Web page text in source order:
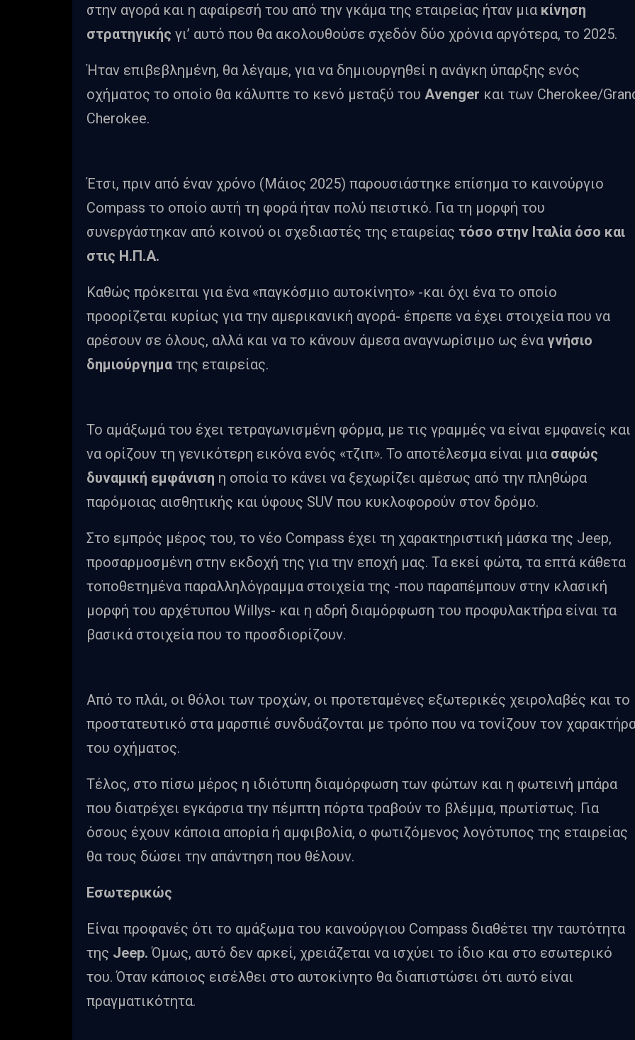
στην αγορά και η αφαίρεσή του από την γκάμα της εταιρείας ήταν μια κίνηση
στρατηγικής γι’ αυτό που θα ακολουθούσε σχεδόν δύο χρόνια αργότερα, το 2025.
Ήταν επιβεβλημένη, θα λέγαμε, για να δημιουργηθεί η ανάγκη ύπαρξης ενός
οχήματος το οποίο θα κάλυπτε το κενό μεταξύ του Avenger και των Cherokee/
Cherokee.
Έτσι, πριν από έναν χρόνο (Μάιος 2025) παρουσιάστηκε επίσημα το καινούργιο
Compass το οποίο αυτή τη φορά ήταν πολύ πειστικό. Για τη μορφή του
συνεργάστηκαν από κοινού οι σχεδιαστές της εταιρείας τόσο στην Ιταλία όσο και
στις Η.Π.Α.
Καθώς πρόκειται για ένα «παγκόσμιο αυτοκίνητο» -και όχι ένα το οποίο
προορίζεται κυρίως για την αμερικανική αγορά- έπρεπε να έχει στοιχεία που να
αρέσουν σε όλους, αλλά και να το κάνουν άμεσα αναγνωρίσιμο ως ένα γνήσιο
δημιούργημα της εταιρείας.
Το αμάξωμά του έχει τετραγωνισμένη φόρμα, με τις γραμμές να είναι εμφανείς και
να ορίζουν τη γενικότερη εικόνα ενός «τζιπ». Το αποτέλεσμα είναι μια σαφώς
δυναμική εμφάνιση η οποία το κάνει να ξεχωρίζει αμέσως από την πληθώρα
παρόμοιας αισθητικής και ύφους SUV που κυκλοφορούν στον δρόμο.
Στο εμπρός μέρος του, το νέο Compass έχει τη χαρακτηριστική μάσκα της Jeep,
προσαρμοσμένη στην εκδοχή της για την εποχή μας. Τα εκεί φώτα, τα επτά κάθετα
τοποθετημένα παραλληλόγραμμα στοιχεία της -που παραπέμπουν στην κλασική
μορφή του αρχέτυπου Willys- και η αδρή διαμόρφωση του προφυλακτήρα είναι τα
βασικά στοιχεία που το προσδιορίζουν.
Από το πλάι, οι θόλοι των τροχών, οι προτεταμένες εξωτερικές χειρολαβές και το
προστατευτικό στα μαρσπιέ συνδυάζονται με τρόπο που να τονίζουν τον
του οχήματος.
Τέλος, στο πίσω μέρος η ιδιότυπη διαμόρφωση των φώτων και η φωτεινή μπάρα
που διατρέχει εγκάρσια την πέμπτη πόρτα τραβούν το βλέμμα, πρωτίστως. Για
όσους έχουν κάποια απορία ή αμφιβολία, ο φωτιζόμενος λογότυπος της εταιρείας
θα τους δώσει την απάντηση που θέλουν.
Εσωτερικώς
Είναι προφανές ότι το αμάξωμα του καινούργιου Compass διαθέτει την ταυτότητα
της Jeep. Όμως, αυτό δεν αρκεί, χρειάζεται να ισχύει το ίδιο και στο εσωτερικό
του. Όταν κάποιος εισέλθει στο αυτοκίνητο θα διαπιστώσει ότι αυτό είναι
πραγματικότητα.